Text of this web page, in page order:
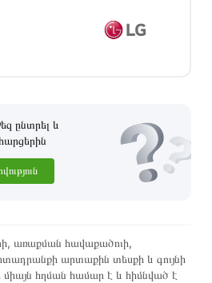
ընտրել և
առաքման հավաքածուի,
արտաքին տեսքի և գույնի
միայն հղման համար է և հիմնված է